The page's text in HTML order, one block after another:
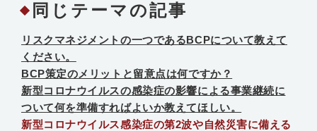
同じテーマの記事
リスクマネジメントの一つであるBCPについて教えて
ください。
BCP策定のメリットと留意点は何ですか？
新型コロナウイルスの感染症の影響による事業継続に
ついて何を準備すればよいか教えてほしい。
新型コロナウイルス感染症の第2波や自然災害に備える